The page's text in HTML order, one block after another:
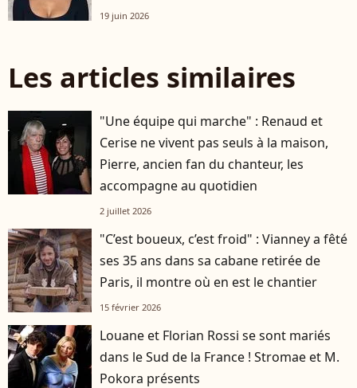
19 juin 2026
Les articles similaires
"Une équipe qui marche" : Renaud et
Cerise ne vivent pas seuls à la maison,
Pierre, ancien fan du chanteur, les
accompagne au quotidien
2 juillet 2026
"C’est boueux, c’est froid" : Vianney a fêté
ses 35 ans dans sa cabane retirée de
Paris, il montre où en est le chantier
15 février 2026
Louane et Florian Rossi se sont mariés
dans le Sud de la France ! Stromae et M.
Pokora présents